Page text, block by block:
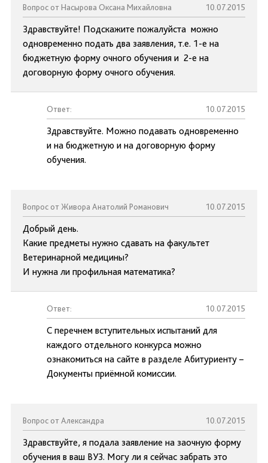
Вопрос от Насырова Оксана Михайловна 10.07.2015
Здравствуйте! Подскажите пожалуйста можно
одновременно подать два заявления, т.е. 1-е на
бюджетную форму очного обучения и 2-е на
договорную форму очного обучения.
Ответ: 10.07.2015
Здравствуйте. Можно подавать одновременно
и на бюджетную и на договорную форму
обучения.
Вопрос от Живора Анатолий Романович 10.07.2015
Добрый день.
Какие предметы нужно сдавать на факультет
Ветеринарной медицины?
И нужна ли профильная математика?
Ответ: 10.07.2015
С перечнем вступительных испытаний для
каждого отдельного конкурса можно
ознакомиться на сайте в разделе Абитуриенту –
Документы приёмной комиссии.
Вопрос от Александра 10.07.2015
Здравствуйте, я подала заявление на заочную форму
обучения в ваш ВУЗ. Могу ли я сейчас забрать это